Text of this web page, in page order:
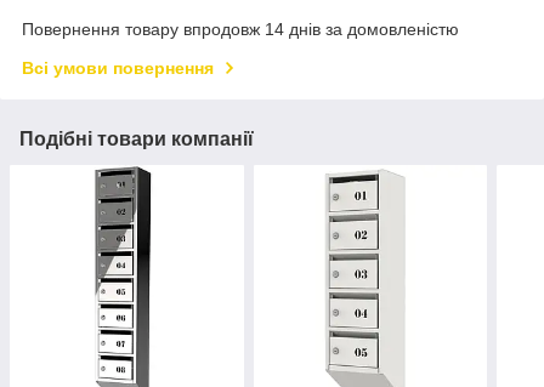
Повернення товару впродовж 14 днів за домовленістю
Всі умови повернення
Подібні товари компанії